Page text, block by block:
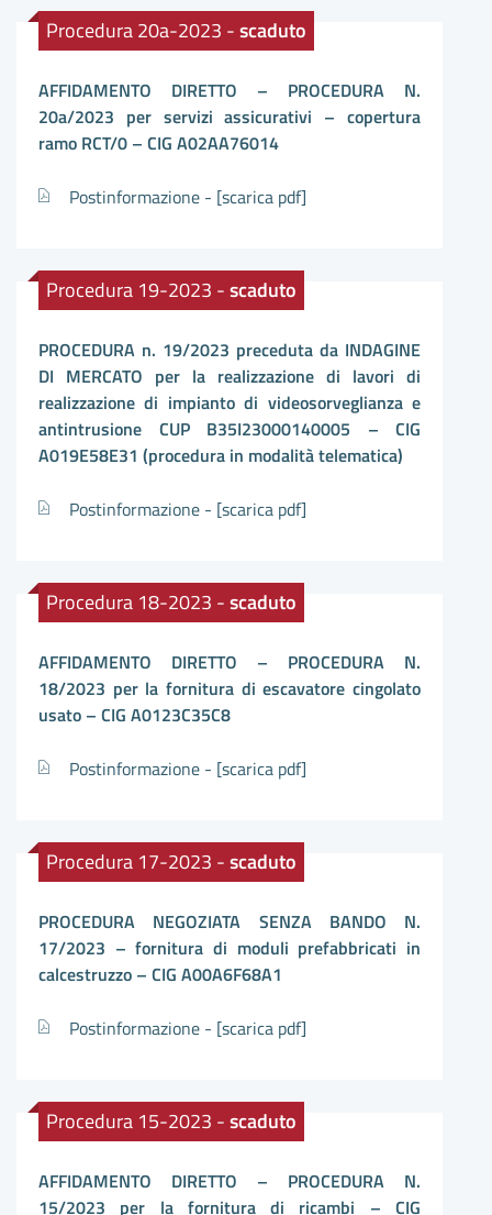
Procedura 20a-2023 -scaduto
AFFIDAMENTO DIRETTO – PROCEDURA N.
20a/2023 per servizi assicurativi – copertura
ramo RCT/0 – CIG A02AA76014
Postinformazione - [scarica pdf]
Procedura 19-2023 -scaduto
PROCEDURA n. 19/2023 preceduta da INDAGINE
DI MERCATO per la realizzazione di lavori di
realizzazione di impianto di videosorveglianza e
antintrusione CUP B35I23000140005 – CIG
A019E58E31 (procedura in modalità telematica)
Postinformazione - [scarica pdf]
Procedura 18-2023 -scaduto
AFFIDAMENTO DIRETTO – PROCEDURA N.
18/2023 per la fornitura di escavatore cingolato
usato – CIG A0123C35C8
Postinformazione - [scarica pdf]
Procedura 17-2023 -scaduto
PROCEDURA NEGOZIATA SENZA BANDO N.
17/2023 – fornitura di moduli prefabbricati in
calcestruzzo – CIG A00A6F68A1
Postinformazione - [scarica pdf]
Procedura 15-2023 -scaduto
AFFIDAMENTO DIRETTO – PROCEDURA N.
15/2023 per la fornitura di ricambi – CIG